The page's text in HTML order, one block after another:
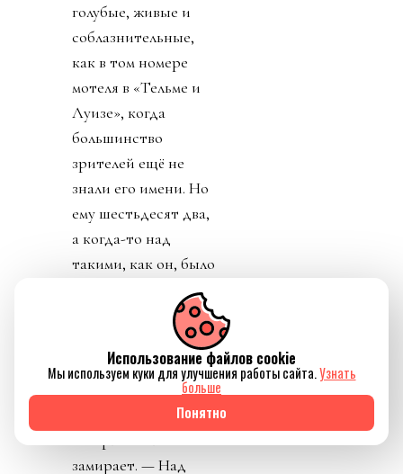
голубые, живые и
соблазнительные,
как в том номере
мотеля в «Тельме и
Луизе», когда
большинство
зрителей ещё не
знали его имени. Но
ему шестьдесят два,
а когда-то над
такими, как он, было
ещё много мужчин
постарше. Редфорд,
Хэкмен, Ньюман,
Дюваль, Сазерленд.
«Странная смена
замирает. — Над
Использование файлов cookie
Мы используем куки для улучшения работы сайта.Узнать
больше
Понятно